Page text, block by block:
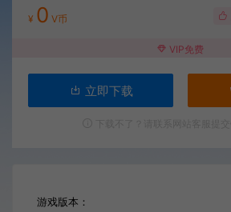
¥ 0 V币
VIP免费
立即下载
游戏版本：